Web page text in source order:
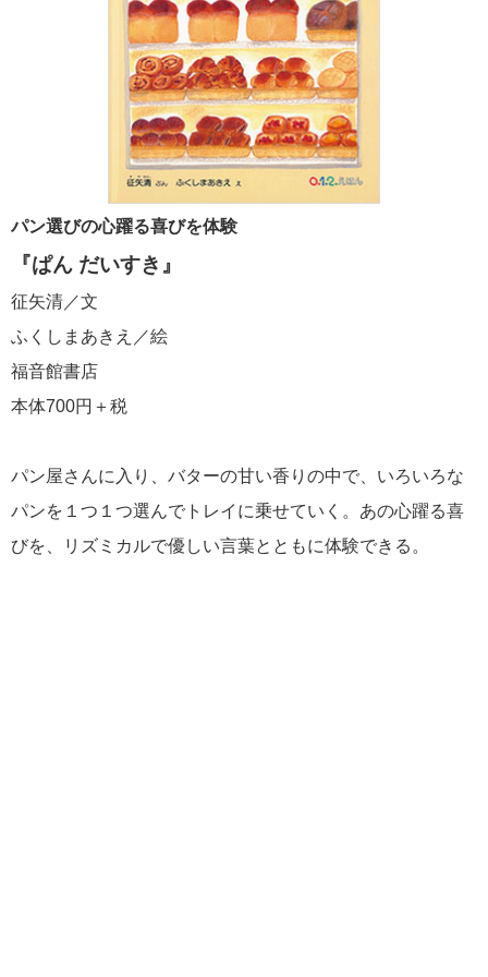
パン選びの心躍る喜びを体験
『ぱん だいすき』
征矢清／文
ふくしまあきえ／絵
福音館書店
本体700円＋税
パン屋さんに入り、バターの甘い香りの中で、いろいろな
パンを１つ１つ選んでトレイに乗せていく。あの心躍る喜
びを、リズミカルで優しい言葉とともに体験できる。